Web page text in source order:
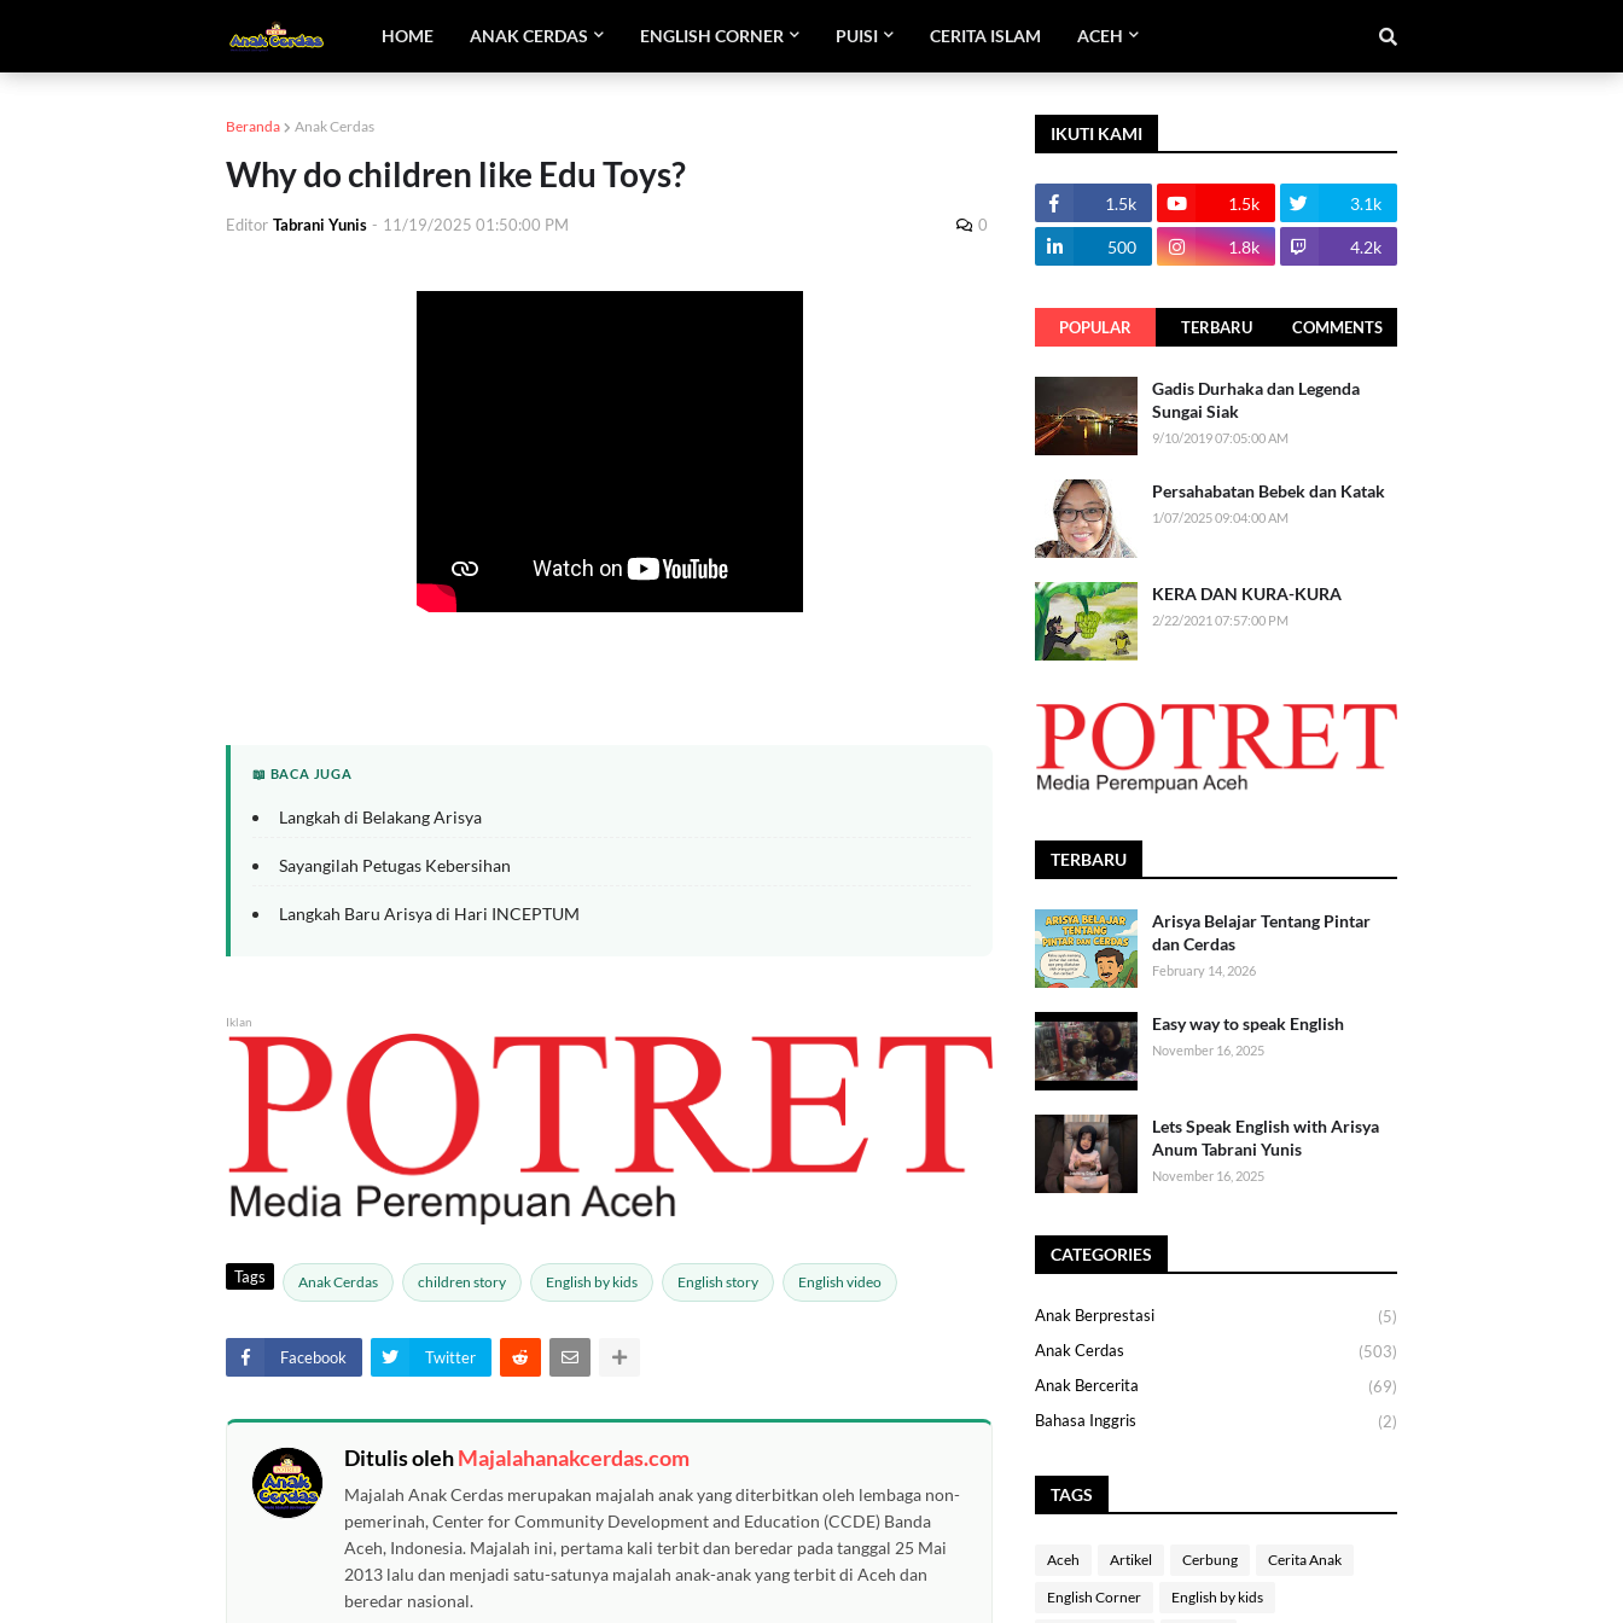
HOME ANAK CERDAS ENGLISH CORNER PUISI CERITA ISLAM ACEH
Beranda Anak Cerdas
Why do children like Edu Toys?
Editor Tabrani Yunis - 11/19/2025 01:50:00 PM 0
📖 BACA JUGA
Langkah di Belakang Arisya
Sayangilah Petugas Kebersihan
Langkah Baru Arisya di Hari INCEPTUM
Iklan
Tags Anak Cerdas children story English by kids English story English video
Facebook Twitter
Ditulis olehMajalahanakcerdas.com
Majalah Anak Cerdas merupakan majalah anak yang diterbitkan oleh lembaga non-
pemerinah, Center for Community Development and Education (CCDE) Banda
Aceh, Indonesia. Majalah ini, pertama kali terbit dan beredar pada tanggal 25 Mai
2013 lalu dan menjadi satu-satunya majalah anak-anak yang terbit di Aceh dan
beredar nasional.
IKUTI KAMI
1.5k 1.5k 3.1k
500 1.8k 4.2k
POPULAR TERBARU COMMENTS
Gadis Durhaka dan Legenda
Sungai Siak
9/10/2019 07:05:00 AM
Persahabatan Bebek dan Katak
1/07/2025 09:04:00 AM
KERA DAN KURA-KURA
2/22/2021 07:57:00 PM
TERBARU
Arisya Belajar Tentang Pintar
dan Cerdas
February 14, 2026
Easy way to speak English
November 16, 2025
Lets Speak English with Arisya
Anum Tabrani Yunis
November 16, 2025
CATEGORIES
Anak Berprestasi
(5)
Anak Cerdas
(503)
Anak Bercerita
(69)
Bahasa Inggris
(2)
TAGS
Aceh Artikel Cerbung Cerita Anak
English Corner English by kids